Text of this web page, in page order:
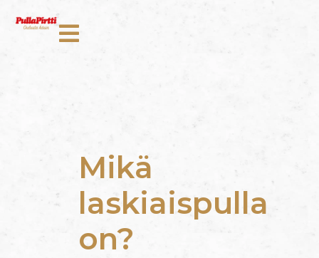
Mikä
laskiaispulla
on?